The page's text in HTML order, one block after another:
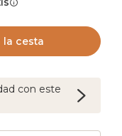
la cesta
con este